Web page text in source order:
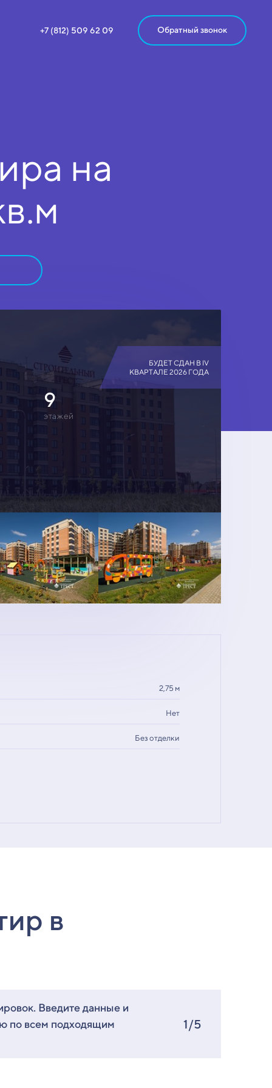
+7 (812) 509 62 09 Обратный звонок
на
БУДЕТ СДАН В IV
КВАРТАЛЕ 2026 ГОДА
9
этажей
2,75 м
Нет
Без отделки
в
Введите данные и
по всем подходящим
1/5